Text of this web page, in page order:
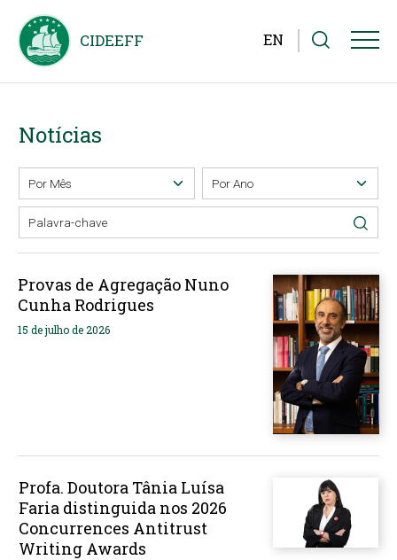
EN
Notícias
Provas de Agregação Nuno
Cunha Rodrigues
15 de julho de 2026
Profa. Doutora Tânia Luísa
Faria distinguida nos 2026
Concurrences Antitrust
Writing Awards